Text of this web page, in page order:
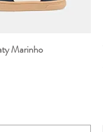
rápida
Marinho